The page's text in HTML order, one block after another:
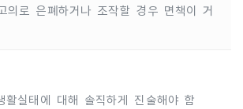
의로 은폐하거나 조작할 경우 면책이 거
실태에 대해 솔직하게 진술해야 함